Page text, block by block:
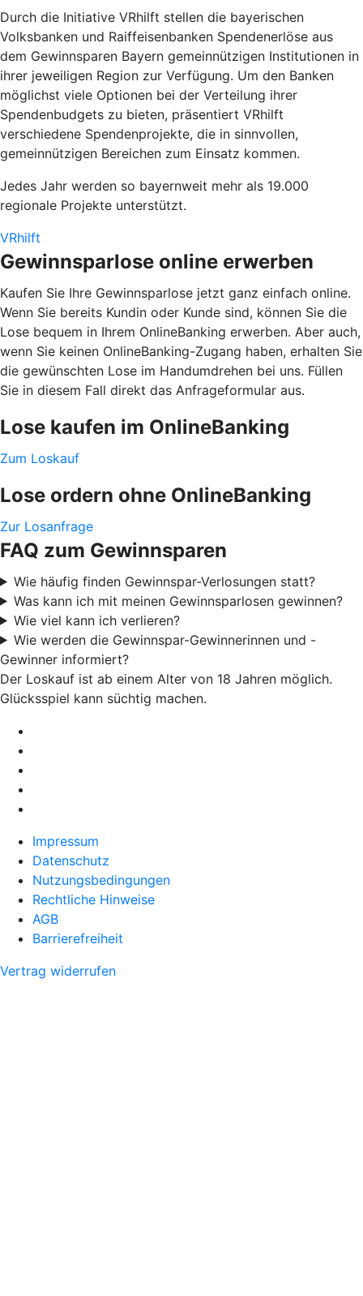
Durch die Initiative VRhilft stellen die bayerischen
Volksbanken und Raiffeisenbanken Spendenerlöse aus
dem Gewinnsparen Bayern gemeinnützigen Institutionen in
ihrer jeweiligen Region zur Verfügung. Um den Banken
möglichst viele Optionen bei der Verteilung ihrer
Spendenbudgets zu bieten, präsentiert VRhilft
verschiedene Spendenprojekte, die in sinnvollen,
gemeinnützigen Bereichen zum Einsatz kommen.
Jedes Jahr werden so bayernweit mehr als 19.000
regionale Projekte unterstützt.
VRhilft
Gewinnsparlose online erwerben
Kaufen Sie Ihre Gewinnsparlose jetzt ganz einfach online.
Wenn Sie bereits Kundin oder Kunde sind, können Sie die
Lose bequem in Ihrem OnlineBanking erwerben. Aber auch,
wenn Sie keinen OnlineBanking-Zugang haben, erhalten Sie
die gewünschten Lose im Handumdrehen bei uns. Füllen
Sie in diesem Fall direkt das Anfrageformular aus.
Lose kaufen im OnlineBanking
Zum Loskauf
Lose ordern ohne OnlineBanking
Zur Losanfrage
FAQ zum Gewinnsparen
Wie häufig finden Gewinnspar-Verlosungen statt?
Was kann ich mit meinen Gewinnsparlosen gewinnen?
Wie viel kann ich verlieren?
Wie werden die Gewinnspar-Gewinnerinnen und -
Gewinner informiert?
Der Loskauf ist ab einem Alter von 18 Jahren möglich.
Glücksspiel kann süchtig machen.
Impressum
Datenschutz
Nutzungsbedingungen
Rechtliche Hinweise
AGB
Barrierefreiheit
Vertrag widerrufen